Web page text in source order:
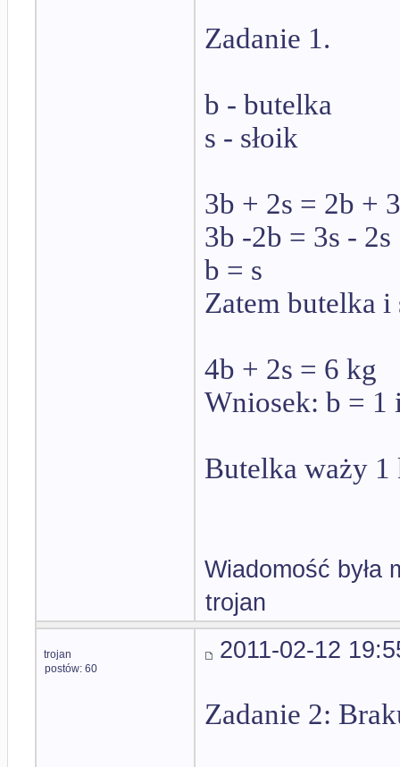
Zadanie 1.
b - butelka
s - słoik
3b + 2s = 2b +
3b -2b = 3s - 2s
b = s
Zatem butelka i
4b + 2s = 6 kg
Wniosek: b = 1
Butelka waży 1
Wiadomość była
trojan
trojan
postów: 60
2011-02-12
Zadanie 2: